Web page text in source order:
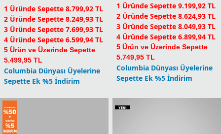
1 Üründe Sepette 8.799,92 TL
2 Üründe Sepette 8.249,93 TL
3 Üründe Sepette 7.699,93 TL
4 Üründe Sepette 6.599,94 TL
5 Ürün ve Üzerinde Sepette
5.499,95 TL
Columbia Dünyası Üyelerine
Sepette Ek %5 İndirim
1 Üründe Sepette 9.199,92 TL
2 Üründe Sepette 8.624,93 TL
3 Üründe Sepette 8.049,93 TL
4 Üründe Sepette 6.899,94 TL
5 Ürün ve Üzerinde Sepette
5.749,95 TL
Columbia Dünyası Üyelerine
Sepette Ek %5 İndirim